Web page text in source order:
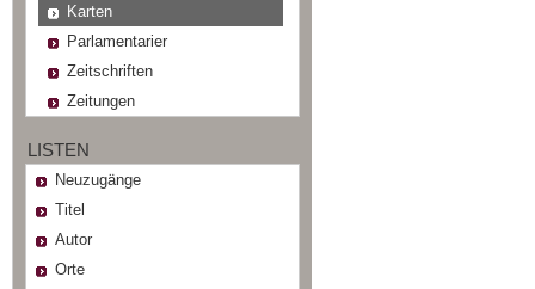
Karten
Parlamentarier
Zeitschriften
Zeitungen
LISTEN
Neuzugänge
Titel
Autor
Orte